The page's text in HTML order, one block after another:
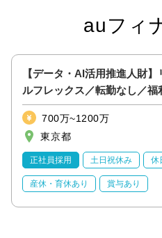
auフィ
【データ・AI活用推進人財
ルフレックス／転勤なし／福
IPOフェーズ
700万~1200万
東京都
正社員採用 土日祝休み 休
産休・育休あり 賞与あり